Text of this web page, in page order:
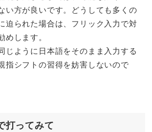
い方が良いです。どうしても多くの
迫られた場合は、フリック入力で対
します。
じように日本語をそのまま入力する
指シフトの習得を妨害しないので
打ってみて